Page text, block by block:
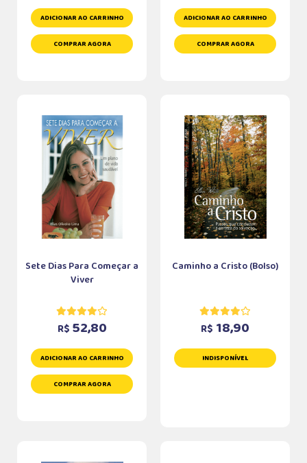
ADICIONAR AO CARRINHO
COMPRAR AGORA
ADICIONAR AO CARRINHO
COMPRAR AGORA
Sete Dias Para Começar a
Viver
R$ 52,80
ADICIONAR AO CARRINHO
COMPRAR AGORA
Caminho a Cristo (Bolso)
R$ 18,90
INDISPONÍVEL